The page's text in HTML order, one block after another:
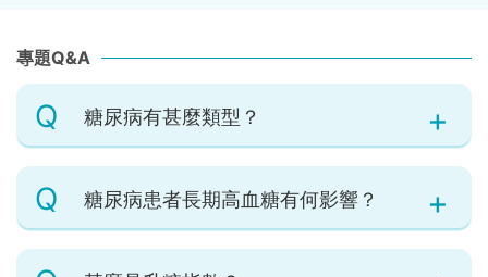
專題Q&A
Q 糖尿病有甚麼類型？
Q 糖尿病患者長期高血糖有何影響？